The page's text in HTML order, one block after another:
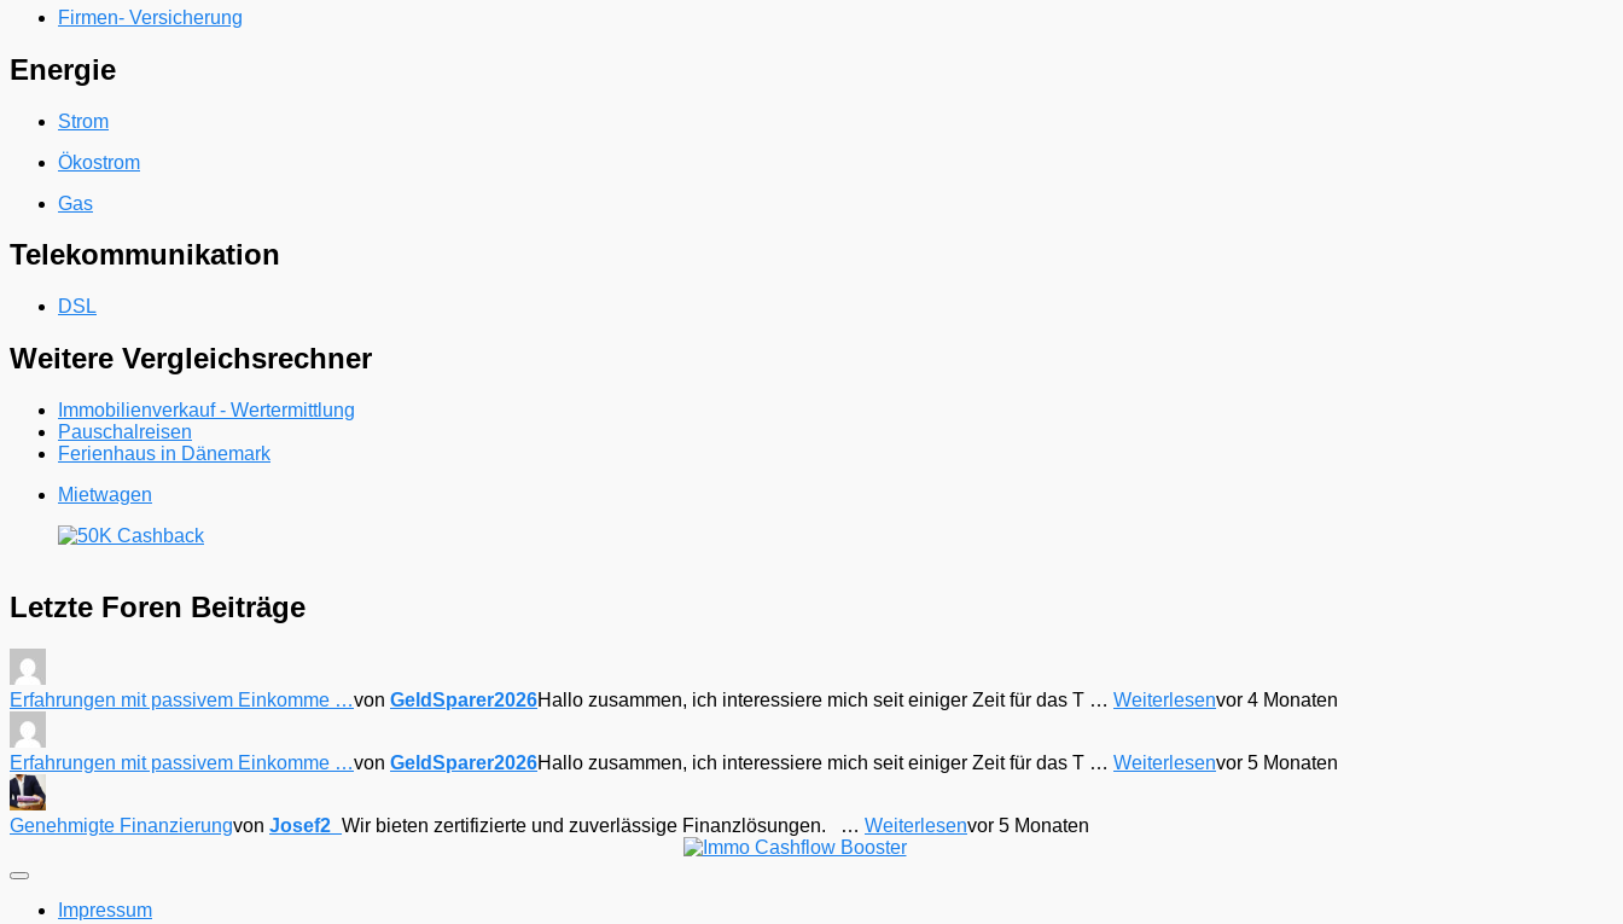
Firmen- Versicherung
Energie
Strom
Ökostrom
Gas
Telekommunikation
DSL
Weitere Vergleichsrechner
Immobilienverkauf - Wertermittlung
Pauschalreisen
Ferienhaus in Dänemark
Mietwagen
Letzte Foren Beiträge
Erfahrungen mit passivem Einkomme …von GeldSparer2026Hallo zusammen, ich interessiere mich seit einiger Zeit für das T … Weiterlesenvor 4 Monaten
Erfahrungen mit passivem Einkomme …von GeldSparer2026Hallo zusammen, ich interessiere mich seit einiger Zeit für das T … Weiterlesenvor 5 Monaten
Genehmigte Finanzierungvon Josef2_ Wir bieten zertifizierte und zuverlässige Finanzlösungen. … Weiterlesenvor 5 Monaten
Impressum